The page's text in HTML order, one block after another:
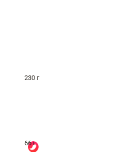
230 г
66 г